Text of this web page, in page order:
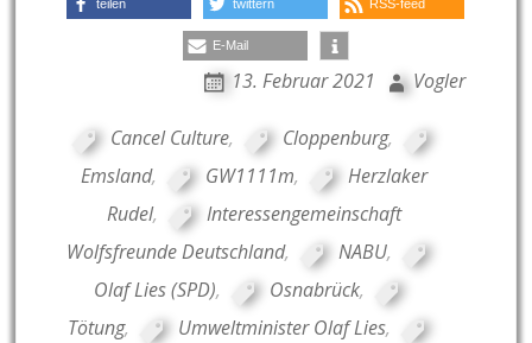
teilen twittern RSS-feed
E-Mail
13. Februar 2021 Vogler
Cancel Culture, Cloppenburg,
Emsland, GW1111m,
Herzlaker
Rudel,
Interessengemeinschaft
Wolfsfreunde Deutschland, NABU,
Olaf Lies (SPD), Osnabrück,
Tötung, Umweltminister Olaf Lies,